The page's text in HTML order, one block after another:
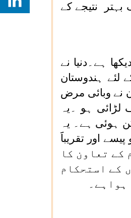
نتیجے کے
ہے۔دنیا نے
ہندوستان
نے وبائی مرض
لڑائی ہو ۔یہ
ہوئی ہے۔ یہ
افراد کو اناج فراہم کرپائے ،420 ملین افراد کو پیسے اور تقریباََ
کے تعاون کا
کے استحکام